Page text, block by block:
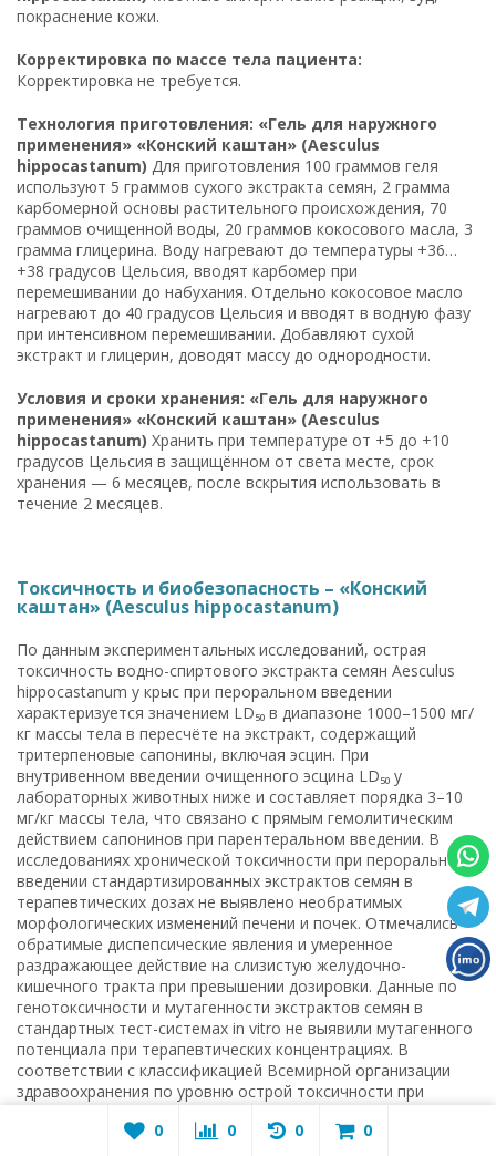
покраснение кожи.
Корректировка по массе тела пациента:
Корректировка не требуется.
Технология приготовления: «Гель для наружного
применения» «Конский каштан» (Aesculus
hippocastanum) Для приготовления 100 граммов геля
используют 5 граммов сухого экстракта семян, 2 грамма
карбомерной основы растительного происхождения, 70
граммов очищенной воды, 20 граммов кокосового масла, 3
грамма глицерина. Воду нагревают до температуры +36…
+38 градусов Цельсия, вводят карбомер при
перемешивании до набухания. Отдельно кокосовое масло
нагревают до 40 градусов Цельсия и вводят в водную фазу
при интенсивном перемешивании. Добавляют сухой
экстракт и глицерин, доводят массу до однородности.
Условия и сроки хранения: «Гель для наружного
применения» «Конский каштан» (Aesculus
hippocastanum) Хранить при температуре от +5 до +10
градусов Цельсия в защищённом от света месте, срок
хранения — 6 месяцев, после вскрытия использовать в
течение 2 месяцев.
Токсичность и биобезопасность – «Конский
каштан» (Aesculus hippocastanum)
По данным экспериментальных исследований, острая
токсичность водно-спиртового экстракта семян Aesculus
hippocastanum у крыс при пероральном введении
характеризуется значением LD₅₀ в диапазоне 1000–1500 мг/
кг массы тела в пересчёте на экстракт, содержащий
тритерпеновые сапонины, включая эсцин. При
внутривенном введении очищенного эсцина LD₅₀ у
лабораторных животных ниже и составляет порядка 3–10
мг/кг массы тела, что связано с прямым гемолитическим
действием сапонинов при парентеральном введении. В
исследованиях хронической токсичности при пероральном
введении стандартизированных экстрактов семян в
терапевтических дозах не выявлено необратимых
морфологических изменений печени и почек. Отмечались
обратимые диспепсические явления и умеренное
раздражающее действие на слизистую желудочно-
кишечного тракта при превышении дозировки. Данные по
генотоксичности и мутагенности экстрактов семян в
стандартных тест-системах in vitro не выявили мутагенного
потенциала при терапевтических концентрациях. В
соответствии с классификацией Всемирной организации
здравоохранения по уровню острой токсичности при
семян относится к категории малотоксичных веществ при
0 0 0 0